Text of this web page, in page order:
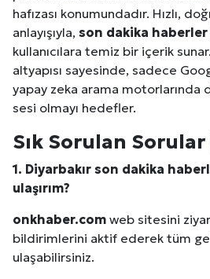
hafızası konumundadır. Hızlı,
anlayışıyla, son dakika haberler
kullanıcılara temiz bir içerik
altyapısı sayesinde, sadece
yapay zeka arama motorlarında
sesi olmayı hedefler.
Sık Sorulan Sorular
1. Diyarbakır son dakika
ulaşırım?
onkhaber.com web sitesini
bildirimlerini aktif ederek tüm
ulaşabilirsiniz.